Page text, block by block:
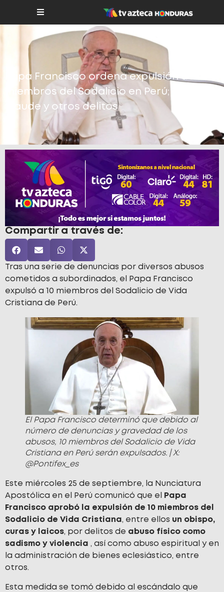
Papa Francisco ordena expulsión de 10
miembros del Sodalicio en Perú; sadismo,
fraude y otros delitos
Compartir a través de:
Tras una serie de denuncias por diversos abusos
cometidos a subordinados, el Papa Francisco
expulsó a 10 miembros del Sodalicio de Vida
Cristiana de Perú.
El Papa Francisco determinó que debido al
número de denuncias y gravedad de los
abusos, 10 miembros del Sodalicio de Vida
Cristiana en Perú serán expulsados. | X:
@Pontifex_es
Este miércoles 25 de septiembre, la Nunciatura
Apostólica en el Perú comunicó que el
Papa
Francisco aprobó la expulsión de 10 miembros del
Sodalicio de Vida Cristiana, entre ellos un obispo,
curas y laicos, por delitos de abuso físico como
sadismo y violencia , así como abuso espiritual y en
la administración de bienes eclesiástico, entre
otros.
Esta medida se tomó debido al escándalo que